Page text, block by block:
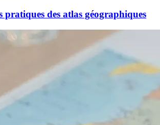
pratiques des atlas géographiques